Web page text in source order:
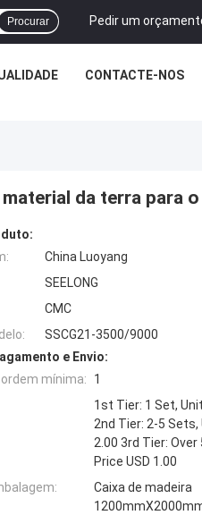
Pedir um
Procurar
CONTACTE-NOS
da terra para
China Luoyang
SEELONG
CMC
SSCG21-3500/9000
e Envio:
mínima:
1
1st Tier: 1 Set,
2nd Tier: 2-5 Sets,
2.00 3rd Tier: Over
Price USD 1.00
Caixa de madeira